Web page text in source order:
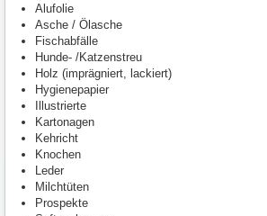
Alufolie
Asche / Ölasche
Fischabfälle
Hunde- /Katzenstreu
Holz (imprägniert, lackiert)
Hygienepapier
Illustrierte
Kartonagen
Kehricht
Knochen
Leder
Milchtüten
Prospekte